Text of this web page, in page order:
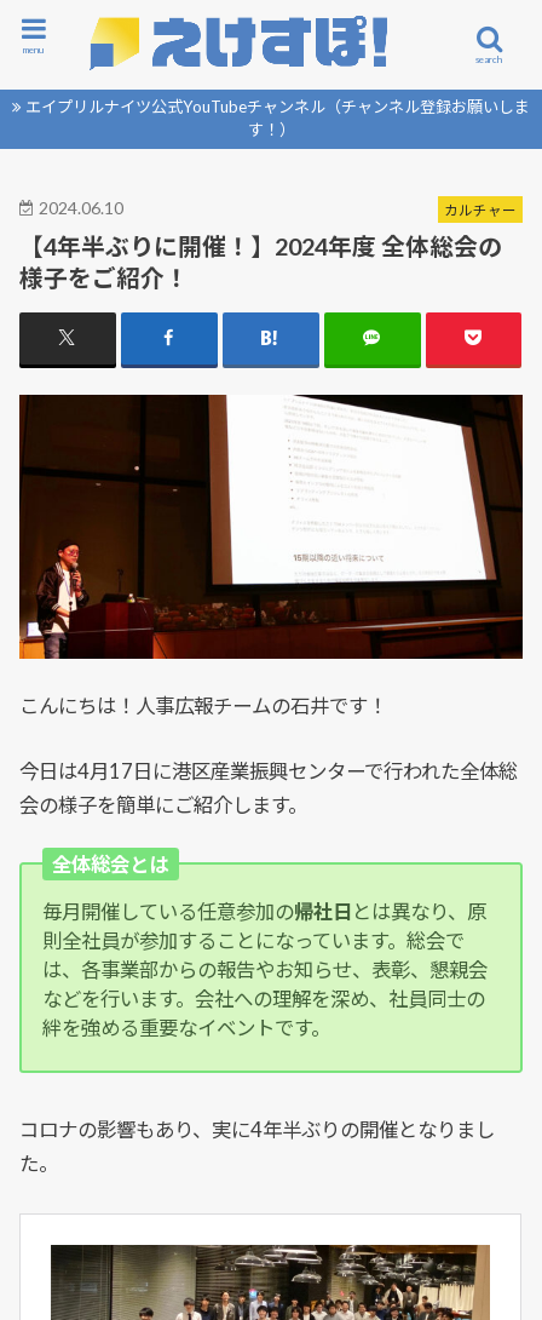
search
menu
エイプリルナイツ公式YouTubeチャンネル（チャンネル登録お願いしま
す！）
カルチャー
2024.06.10
【4年半ぶりに開催！】2024年度 全体総会の
様子をご紹介！
こんにちは！人事広報チームの石井です！
今日は4月17日に港区産業振興センターで行われた全体総
会の様子を簡単にご紹介します。
全体総会とは
毎月開催している任意参加の帰社日 とは異なり、原
則全社員が参加することになっています。総会で
は、各事業部からの報告やお知らせ、表彰、懇親会
などを行います。会社への理解を深め、社員同士の
絆を強める重要なイベントです。
コロナの影響もあり、実に4年半ぶりの開催となりまし
た。